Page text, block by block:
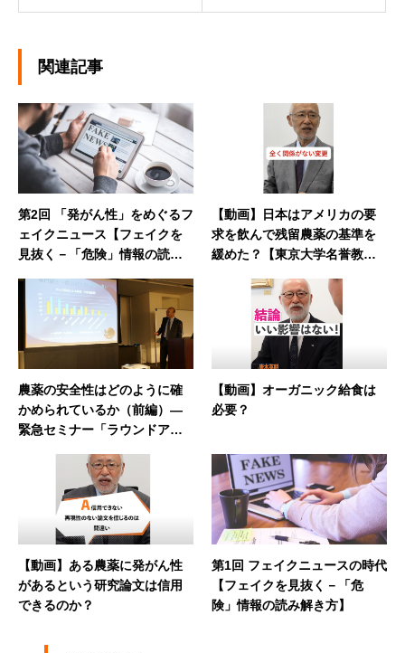
関連記事
第2回 「発がん性」をめぐるフ
ェイクニュース【フェイクを
見抜く－「危険」情報の読み
【動画】日本はアメリカの要
求を飲んで残留農薬の基準を
緩めた？【東京大学名誉教授
農薬の安全性はどのように確
かめられているか（前編）―
緊急セミナー「ラウンドアッ
【動画】オーガニック給食は
必要？
【動画】ある農薬に発がん性
があるという研究論文は信用
できるのか？
第1回 フェイクニュースの時代
【フェイクを見抜く－「危
険」情報の読み解き方】